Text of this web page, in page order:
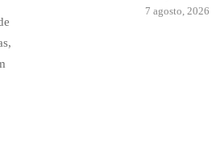
7 agosto, 2026